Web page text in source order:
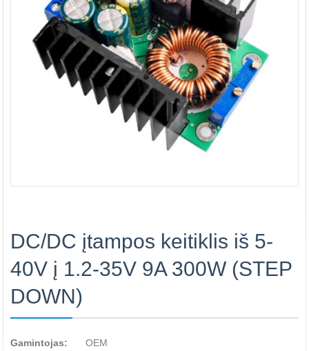
DC/DC įtampos keitiklis iš 5-
40V į 1.2-35V 9A 300W (STEP
DOWN)
Gamintojas:
OEM